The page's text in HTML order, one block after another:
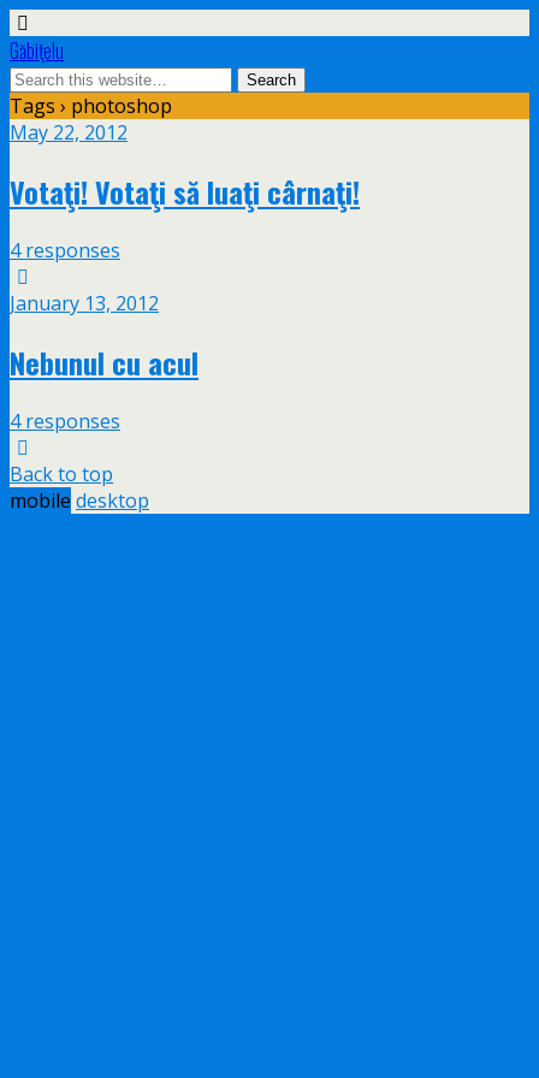
Găbiţelu
Tags › photoshop
May 22, 2012
Votaţi! Votaţi să luaţi cârnaţi!
4 responses
January 13, 2012
Nebunul cu acul
4 responses
Back to top
mobile desktop